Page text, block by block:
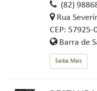
(82)
Rua
CEP: 57925-
Barra de
Saiba Mais